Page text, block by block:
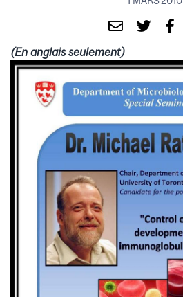
(En anglais seulement)